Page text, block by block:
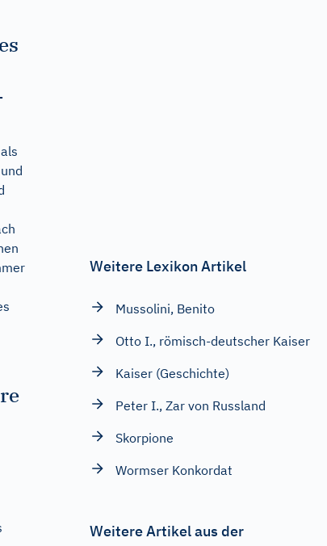
Weitere Lexikon Artikel
Mussolini, Benito
Otto I., römisch-deutscher Kaiser
Kaiser (Geschichte)
Peter I., Zar von Russland
Skorpione
Wormser Konkordat
Weitere Artikel aus der